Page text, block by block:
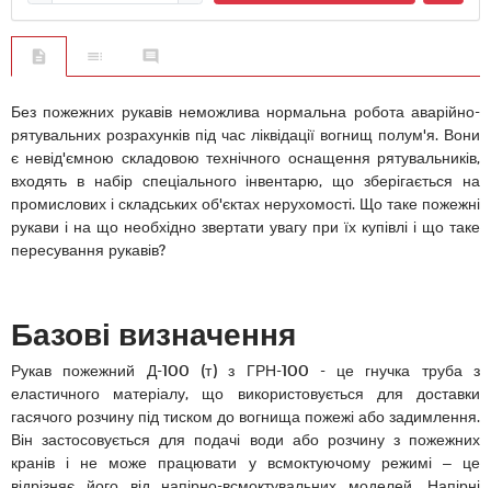
Без пожежних рукавів неможлива нормальна робота аварійно-
рятувальних розрахунків під час ліквідації вогнищ полум'я. Вони
є невід'ємною складовою технічного оснащення рятувальників,
входять в набір спеціального інвентарю, що зберігається на
промислових і складських об'єктах нерухомості. Що таке пожежні
рукави і на що необхідно звертати увагу при їх купівлі і що таке
пересування рукавів?
Базові визначення
Рукав пожежний Д-100 (т) з ГРН-100 - це гнучка труба з
еластичного матеріалу, що використовується для доставки
гасячого розчину під тиском до вогнища пожежі або задимлення.
Він застосовується для подачі води або розчину з пожежних
кранів і не може працювати у всмоктуючому режимі – це